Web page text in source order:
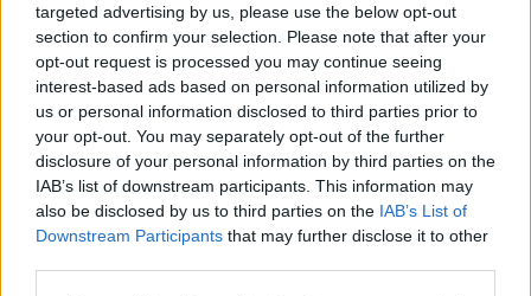
targeted advertising by us, please use the below opt-out
section to confirm your selection. Please note that after your
opt-out request is processed you may continue seeing
interest-based ads based on personal information utilized by
us or personal information disclosed to third parties prior to
your opt-out. You may separately opt-out of the further
disclosure of your personal information by third parties on the
IAB’s list of downstream participants. This information may
also be disclosed by us to third parties on the IAB’s List of
Downstream Participants that may further disclose it to other
Úryvek - Pořádek v 16. století
1.4.1999 | Josef Lacina
Knížku, z níž vám tentokrát nabízíme úryvek, seženete pouze v
antikvariátu. Jde o třídílné, sedmisvazkové dílo prof. Josefa Laciny
"Česká Kronika". Tato kronika vycházela v rozmezí let 1892-96 v
nakladatelství Edv. Beauforta v Praze. Profesor Lacina v ní podává
české dějiny od nejstarších dob až do roku 1848 velice poutavým a
čtivým způsobem, takže všem zájemcům o historii lze jeho dílo jen
doporučit.